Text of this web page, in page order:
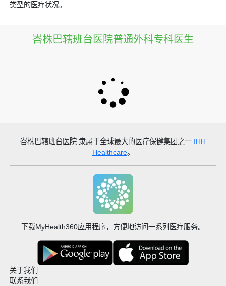
类型的医疗状况。
峇株巴辖班台医院普通外科专科医生
峇株巴辖班台医院 隶属于全球最大的医疗保健集团之一 IHH
Healthcare。
下载MyHealth360应用程序，方便地访问一系列医疗服务。
关于我们
联系我们